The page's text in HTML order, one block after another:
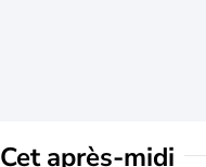
Cet après-midi